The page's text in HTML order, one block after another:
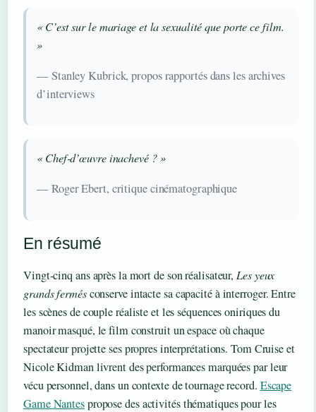
« C’est sur le mariage et la sexualité que porte ce film.
»
— Stanley Kubrick, propos rapportés dans les archives
d’interviews
« Chef-d’œuvre inachevé ? »
— Roger Ebert, critique cinématographique
En résumé
Vingt-cinq ans après la mort de son réalisateur,Les yeux
grands fermésconserve intacte sa capacité à interroger. Entre
les scènes de couple réaliste et les séquences oniriques du
manoir masqué, le film construit un espace où chaque
spectateur projette ses propres interprétations. Tom Cruise et
Nicole Kidman livrent des performances marquées par leur
vécu personnel, dans un contexte de tournage record. Escape
Game Nantespropose des activités thématiques pour les